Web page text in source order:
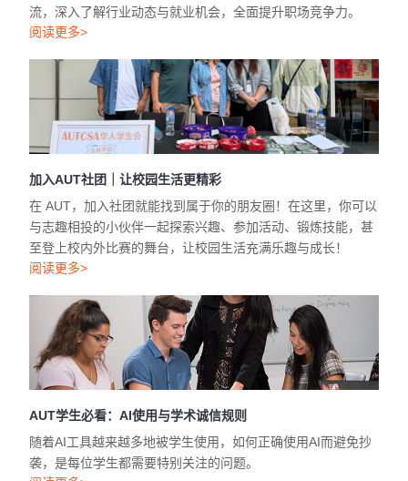
流，深入了解行业动态与就业机会，全面提升职场竞争力。
阅读更多>
加入AUT社团｜让校园生活更精彩
在 AUT，加入社团就能找到属于你的朋友圈！在这里，你可以
与志趣相投的小伙伴一起探索兴趣、参加活动、锻炼技能，甚
至登上校内外比赛的舞台，让校园生活充满乐趣与成长！
阅读更多>
AUT学生必看：AI使用与学术诚信规则
随着AI工具越来越多地被学生使用，如何正确使用AI而避免抄
袭，是每位学生都需要特别关注的问题。